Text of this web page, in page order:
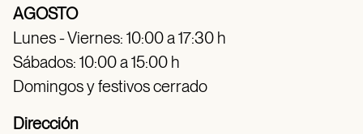
AGOSTO
Lunes - Viernes: 10:00 a 17:30 h
Sábados: 10:00 a 15:00 h
Domingos y festivos cerrado
Dirección